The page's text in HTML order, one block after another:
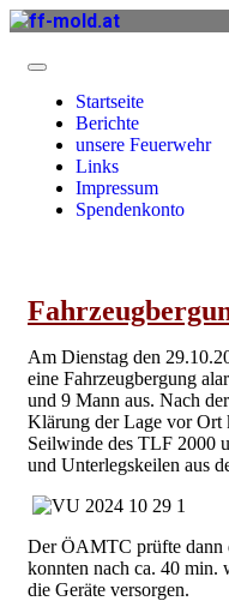
Startseite
Berichte
unsere Feuerwehr
Links
Impressum
Spendenkonto
Am Dienstag den
eine Fahrzeugbergung
und 9 Mann aus. Nach
Klärung der Lage vor Ort
Seilwinde des TLF 2000
und Unterlegskeilen aus
Der ÖAMTC prüfte dann
konnten nach ca. 40 min.
die Geräte versorgen.